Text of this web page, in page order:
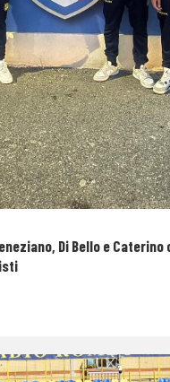
Di Bello e